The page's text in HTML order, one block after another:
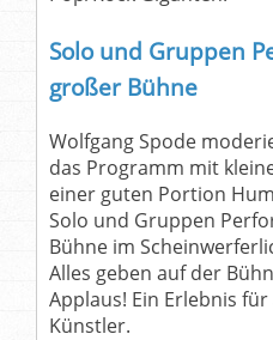
Solo und Gruppen
großer Bühne
Wolfgang Spode
das Programm mit
einer guten Portion
Solo und Gruppen
Bühne im
Alles geben auf der
Applaus! Ein Erlebnis
Künstler.